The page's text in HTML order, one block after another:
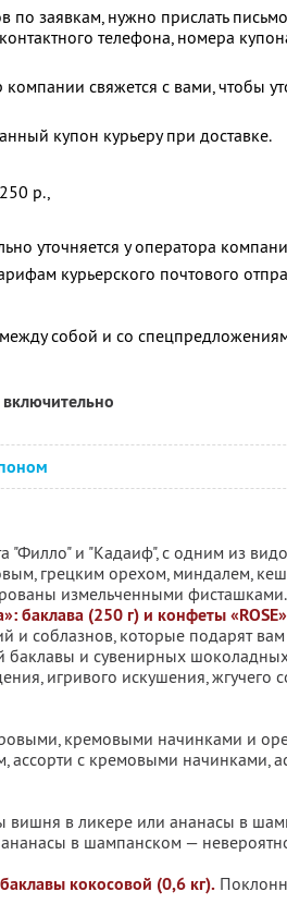
по заявкам, нужно прислать
телефона, номера
свяжется с вами, чтобы
купон курьеру при доставке.
р.,
уточняется у оператора
курьерского почтового
собой и со
"Филло" и "Кадаиф", с одним из
грецким орехом, миндалем,
измельченными фисташками.
баклава (250 г) и конфеты
и соблазнов, которые подарят
баклавы и сувенирных
игривого искушения, жгучего
кремовыми начинками и
с кремовыми начинками,
вишня в ликере или ананасы в
в шампанском —
кокосовой (0,6 кг).